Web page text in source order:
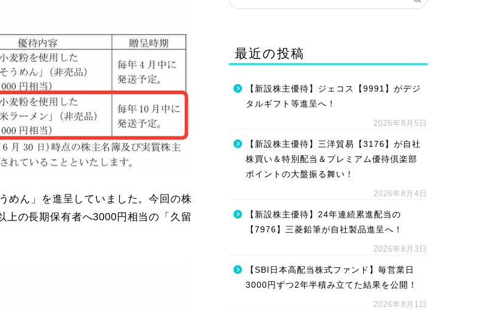
めん」を進呈していました。今回の株
上の長期保有者へ3000円相当の「久留
最近の投稿
【新設株主優待】ジェコス【9991】がデジ
タルギフト等進呈へ！
2026年8月5日
【新設株主優待】三洋貿易【3176】が自社
株買い＆特別配当＆プレミアム優待倶楽部
ポイントの大盤振る舞い！
2026年8月4日
【新設株主優待】24年連続累進配当の
【7976】三菱鉛筆が自社製品進呈へ！
2026年8月3日
【SBI日本高配当株式ファンド】毎営業日
3000円ずつ2年半積み立てた結果を公開！
2026年8月1日